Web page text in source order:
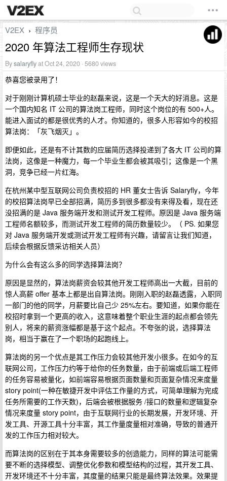
V2EX › 程序员
2020 年算法工程师生存现状
Bysalaryflyat Oct 24, 2020 · 5680 views
恭喜您被录用了！
对于刚刚计算机硕士毕业的赵磊来说，这是一个天大的好消息。这是
一个国内知名 IT 公司的算法岗工程师，同时这个岗位的有 500+人。
能进入面试的都是很优秀的人才。你知道的，很多人形容如今的校招
算法岗：「灰飞烟灭」。
即便如此，还是有不计其数的应届简历选择投递到了各大 IT 公司的算
法岗，这像是一种魔力，每一个毕业生都会被其吸引；这像是一个黑
洞，竞争已经一片红海。
在杭州某中型互联网公司负责校招的 HR 董女士告诉 Salaryfly，今年
的校招算法岗早已全部招满，简历多到很多都没有来得及看，现在还
没招满的是 Java 服务端开发和测试开发工程师。原因是 Java 服务端
工程师名额较多，而测试开发工程师的简历数量较少。（ PS. 如果您
对 Java 服务端开发或测试开发工程师有兴趣，请留言让我们知道，
后续会根据反馈采访相关人员）
为什么会有这么多的同学选择算法岗？
原因是显然的，算法岗薪资会较其他开发工程师高出一大截，目前的
惊人高薪 offer 基本上都是出自算法岗。刚刚入职的赵磊透露，入职同
一部门的他的同学，月薪要比自己少 25%左右。要知道，如果你能在
校招时拿到一个更高的收入，这意味着整个职业生涯的起点都会领先
别人，将来的薪资涨幅都是基于这个起点。不夸张的说，选择算法
岗，相当于赢在了一个职场的起跑线上。
算法岗的另一个优点是其工作压力会较其他开发小很多。在如今的互
联网公司，工作压力约等于给你的任务数量，由于前端或后端工程师
的任务容易被量化，如前端容易根据页面数量和页面复杂情况来度量
story point(一种在敏捷开发中评估工作量的方式，可简单理解为完成
任务所需要的工作天数)，后端会被根据服务 /接口的数量和逻辑复杂
情况来度量 story point，由于互联网行业的长期发展，开发环境、开
发工具、开源工具十分丰富，其工作量度量相对准确，导致的普通开
发的工作压力相对较大。
而算法岗的区别在于其本身需要较多的创造能力，同样的算法可能需
要不断的选择模型、调整优化参数和模型结构的过程，其开发工具、
开发环境还不十分丰富，其度量的结果只能是最终算法效果。效果提